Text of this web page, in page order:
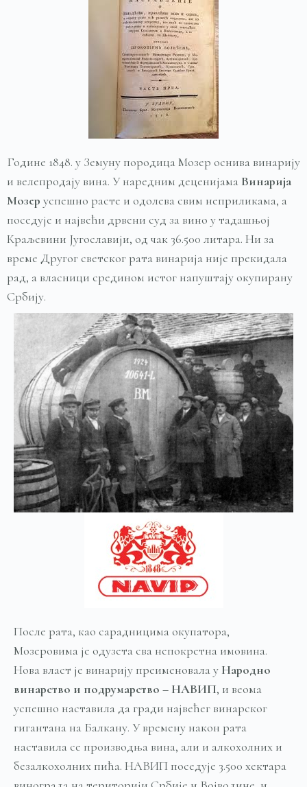
Године 1848. у Земуну породица Мозер оснива винарију
и велепродају вина. У наредним деценијама Винарија
Мозер успешно расте и одолева свим неприликама, а
поседујe и највећи дрвени суд за вино у тадашњој
Краљевини Југославији, од чак 36.500 литара. Ни за
време Другог светског рата винарија није прекидала
рад, а власници средином истог напуштају окупирану
Србију.
После рата, као сарадницима окупатора,
Мозеровима је одузета сва непокретна имовина.
Нова власт је винарију преименовала у Народно
винарство и подрумарство – НАВИП, и веома
успешно наставила да гради највећег винарског
гигантана на Балкану. У времену након рата
наставила се производња вина, али и алкохолних и
безалкохолних пића. НАВИП поседује 3.500 хектара